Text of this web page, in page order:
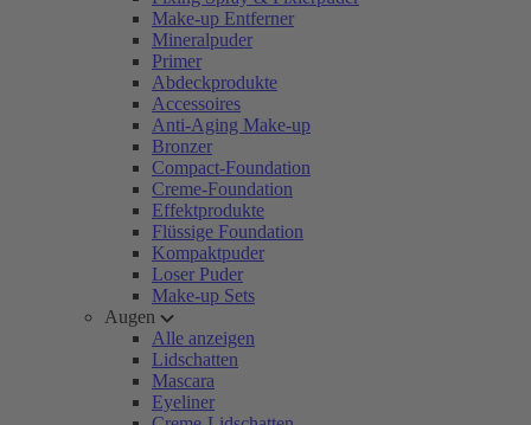
Make-up Entferner
Mineralpuder
Primer
Abdeckprodukte
Accessoires
Anti-Aging Make-up
Bronzer
Compact-Foundation
Creme-Foundation
Effektprodukte
Flüssige Foundation
Kompaktpuder
Loser Puder
Make-up Sets
Augen
Alle anzeigen
Lidschatten
Mascara
Eyeliner